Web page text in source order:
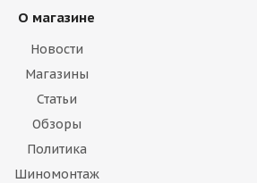
О магазине
Новости
Магазины
Статьи
Обзоры
Политика
Шиномонтаж